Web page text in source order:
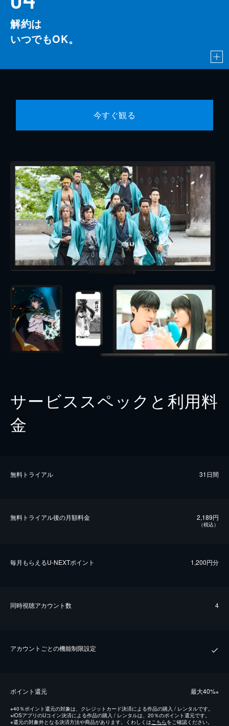
解約は
いつでもOK。
今すぐ観る
サービススペックと利用料
金
無料トライアル 31日間
無料トライアル後の⽉額料金 2,189円
（税込）
毎⽉もらえるU-NEXTポイント 1,200円分
同時視聴アカウント数 4
アカウントごとの機能制限設定
ポイント還元 最⼤40%※
※40％ポイント還元の対象は、クレジットカード決済による作品の購入 / レンタルです。
※iOSアプリのUコイン決済による作品の購入 / レンタルは、20％のポイント還元です。
※還元の対象外となる決済方法や商品があります。くわしくは こちらをご確認ください。